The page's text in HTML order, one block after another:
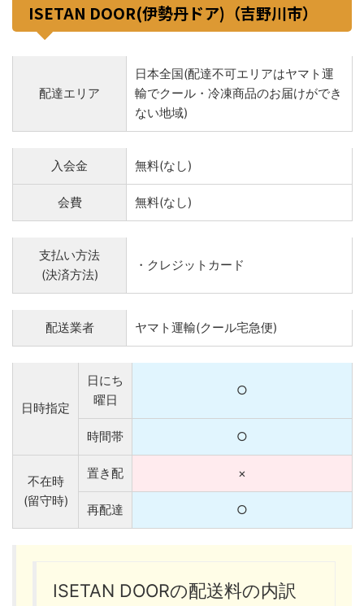
ISETAN DOOR(伊勢丹ドア)（吉野川市）
配達エリア
日本全国(配達不可エリアはヤマト運
輸でクール・冷凍商品のお届けができ
ない地域)
入会金 無料(なし)
会費 無料(なし)
支払い方法
(決済方法)
・クレジットカード
配送業者 ヤマト運輸(クール宅急便)
日時指定
日にち
曜日
○
時間帯 ○
不在時
(留守時)
置き配 ×
再配達 ○
ISETAN DOORの配送料の内訳